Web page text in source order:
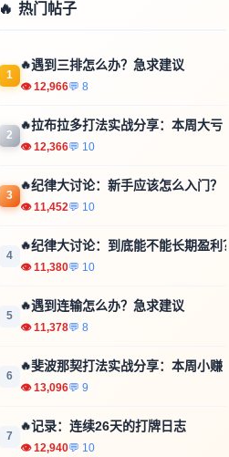
🔥 热门帖子
1
🔥遇到三排怎么办？急求建议
👁 12,966💬 8
2
🔥拉布拉多打法实战分享：本周大亏
👁 12,366💬 10
3
🔥纪律大讨论：新手应该怎么入门？
👁 11,452💬 10
4
🔥纪律大讨论：到底能不能长期盈利？
👁 11,380💬 10
5
🔥遇到连输怎么办？急求建议
👁 11,378💬 8
6
🔥斐波那契打法实战分享：本周小赚
👁 13,096💬 9
7
🔥记录：连续26天的打牌日志
👁 12,940💬 10